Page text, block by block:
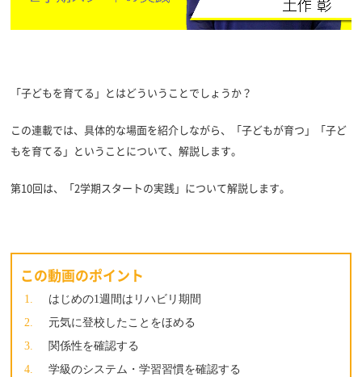
「子どもを育てる」とはどういうことでしょうか？
この連載では、具体的な場面を紹介しながら、「子どもが育つ」「子ど
もを育てる」ということについて、解説します。
第10回は、「2学期スタートの実践」について解説します。
この動画のポイント
はじめの1週間はリハビリ期間
元気に登校したことをほめる
関係性を確認する
学級のシステム・学習習慣を確認する